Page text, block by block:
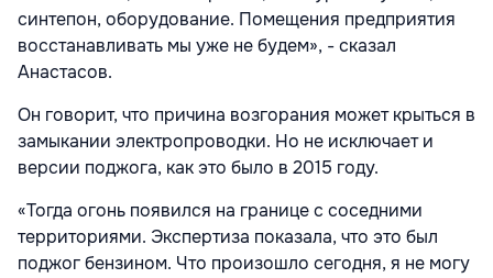
синтепон, оборудование. Помещения предприятия
восстанавливать мы уже не будем», - сказал
Анастасов.
Он говорит, что причина возгорания может крыться в
замыкании электропроводки. Но не исключает и
версии поджога, как это было в 2015 году.
«Тогда огонь появился на границе с соседними
территориями. Экспертиза показала, что это был
поджог бензином. Что произошло сегодня, я не могу